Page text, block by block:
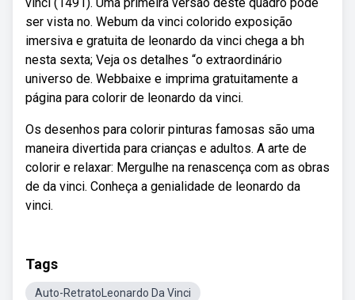
ser vista no. Webum da vinci colorido exposição
imersiva e gratuita de leonardo da vinci chega a bh
nesta sexta; Veja os detalhes “o extraordinário
universo de. Webbaixe e imprima gratuitamente a
página para colorir de leonardo da vinci.
Os desenhos para colorir pinturas famosas são uma
maneira divertida para crianças e adultos. A arte de
colorir e relaxar: Mergulhe na renascença com as obras
de da vinci. Conheça a genialidade de leonardo da
vinci.
Tags
Auto-RetratoLeonardo Da Vinci